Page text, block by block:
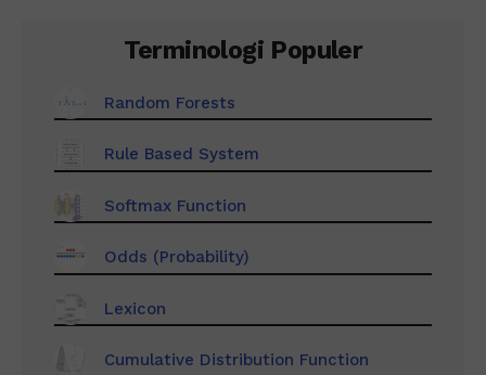
Terminologi Populer
Random Forests
Rule Based System
Softmax Function
Odds (Probability)
Lexicon
Cumulative Distribution Function